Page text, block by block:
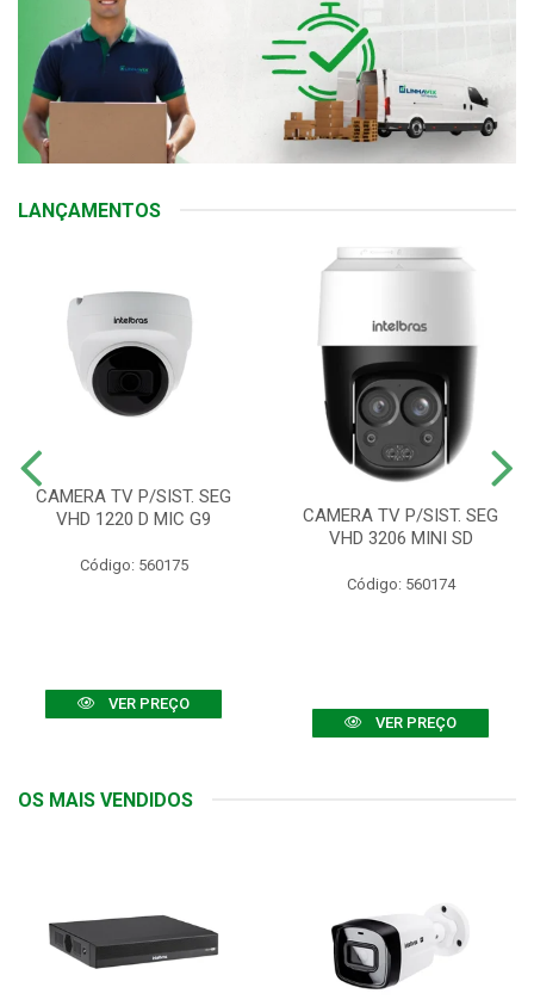
LANÇAMENTOS
CAMERA TV P/SIST. SEG
VHD 1220 D MIC G9
Código: 560175
VER PREÇO
CAMERA TV P/SIST. SEG
VHD 3206 MINI SD
Código: 560174
VER PREÇO
OS MAIS VENDIDOS